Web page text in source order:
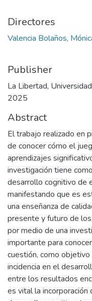
Directores
Valencia Bolaños,
Publisher
La Libertad,
2025
Abstract
El trabajo realizado en
de conocer cómo el
aprendizajes
investigación tiene
desarrollo cognitivo de
manifestando que es
una enseñanza de
presente y futuro de
por medio de una
importante para
cuestión, como
incidencia en el
entre los resultados
es vital la